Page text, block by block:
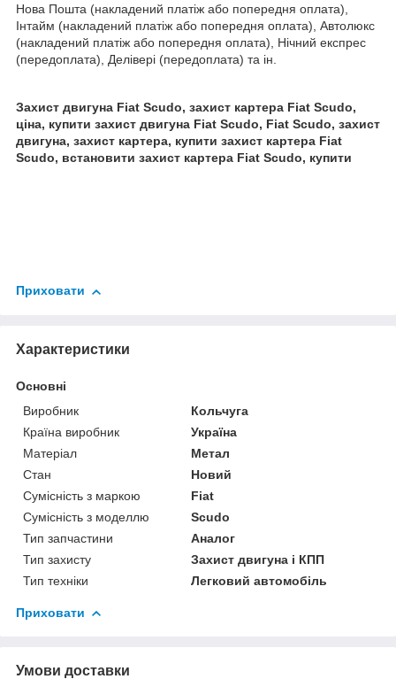
Нова Пошта (накладений платіж або попередня оплата),
Інтайм (накладений платіж або попередня оплата), Автолюкс
(накладений платіж або попередня оплата), Нічний експрес
(передоплата), Делівері (передоплата) та ін.
Захист двигуна Fiat Scudo, захист картера Fiat Scudo,
ціна, купити захист двигуна Fiat Scudo, Fiat Scudo, захист
двигуна, захист картера, купити захист картера Fiat
Scudo, встановити захист картера Fiat Scudo, купити
Приховати
Характеристики
Основні
Виробник
Кольчуга
Країна виробник
Україна
Матеріал
Метал
Стан
Новий
Сумісність з маркою
Fiat
Сумісність з моделлю
Scudo
Тип запчастини
Аналог
Тип захисту
Захист двигуна і КПП
Тип техніки
Легковий автомобіль
Приховати
Умови доставки